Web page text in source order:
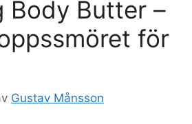
Body Butter –
för
Gustav Månsson